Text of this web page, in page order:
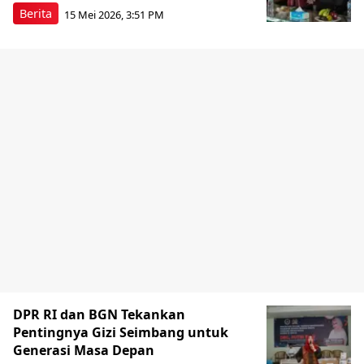
Berita 15 Mei 2026, 3:51 PM
DPR RI dan BGN Tekankan
Pentingnya Gizi Seimbang untuk
Generasi Masa Depan